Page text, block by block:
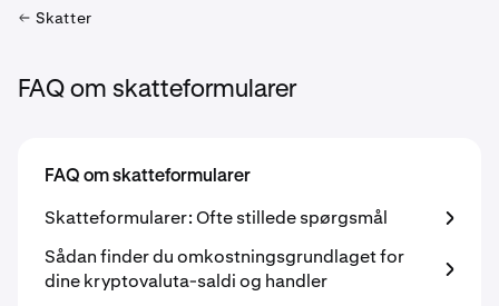
Skatter
FAQ om skatteformularer
FAQ om skatteformularer
Skatteformularer: Ofte stillede spørgsmål
Sådan finder du omkostningsgrundlaget for
dine kryptovaluta-saldi og handler